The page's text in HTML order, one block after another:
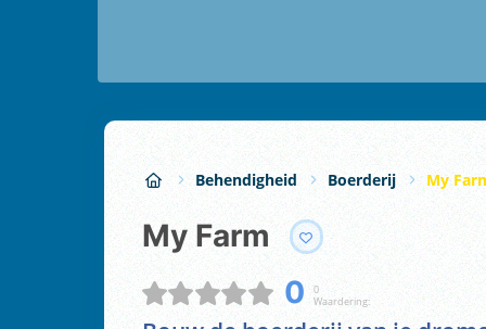
Behendigheid Boerderij My
My Farm
0
0
Waardering: